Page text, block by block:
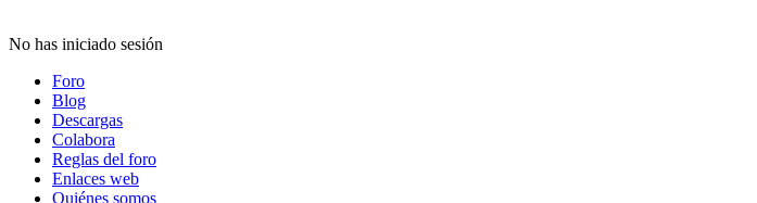
No has iniciado sesión
Foro
Blog
Descargas
Colabora
Reglas del foro
Enlaces web
Quiénes somos